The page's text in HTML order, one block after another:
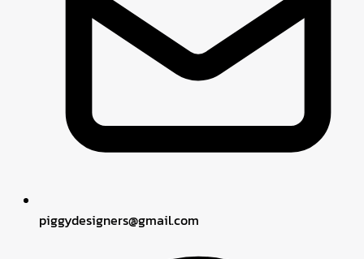
piggydesigners@gmail.com